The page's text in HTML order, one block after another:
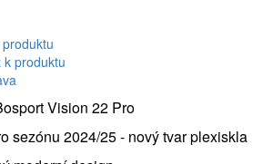
k produktu
Vision 22 Pro
sezónu 2024/25 - nový tvar plexiskla